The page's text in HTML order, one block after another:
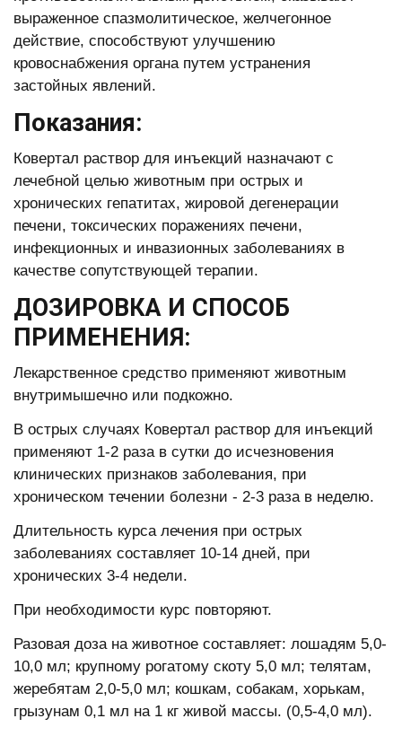
выраженное спазмолитическое, желчегонное
действие, способствуют улучшению
кровоснабжения органа путем устранения
застойных явлений.
Показания:
Ковертал раствор для инъекций назначают с
лечебной целью животным при острых и
хронических гепатитах, жировой дегенерации
печени, токсических поражениях печени,
инфекционных и инвазионных заболеваниях в
качестве сопутствующей терапии.
ДОЗИРОВКА И СПОСОБ
ПРИМЕНЕНИЯ:
Лекарственное средство применяют животным
внутримышечно или подкожно.
В острых случаях Ковертал раствор для инъекций
применяют 1-2 раза в сутки до исчезновения
клинических признаков заболевания, при
хроническом течении болезни - 2-3 раза в неделю.
Длительность курса лечения при острых
заболеваниях составляет 10-14 дней, при
хронических 3-4 недели.
При необходимости курс повторяют.
Разовая доза на животное составляет: лошадям 5,0-
10,0 мл; крупному рогатому скоту 5,0 мл; телятам,
жеребятам 2,0-5,0 мл; кошкам, собакам, хорькам,
грызунам 0,1 мл на 1 кг живой массы. (0,5-4,0 мл).